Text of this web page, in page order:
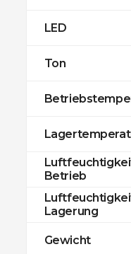
LED
Ton
Betrieb
Lagerung
Gewicht